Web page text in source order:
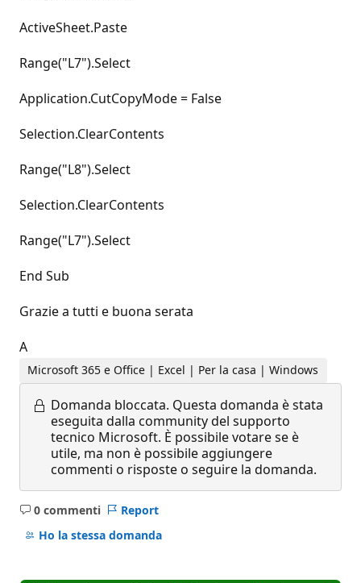
ActiveSheet.Paste
Range("L7").Select
Application.CutCopyMode = False
Selection.ClearContents
Range("L8").Select
Selection.ClearContents
Range("L7").Select
End Sub
Grazie a tutti e buona serata
A
Microsoft 365 e Office | Excel | Per la casa | Windows
Domanda bloccata. Questa domanda è stata
eseguita dalla community del supporto
tecnico Microsoft. È possibile votare se è
utile, ma non è possibile aggiungere
commenti o risposte o seguire la domanda.
0 commenti
Nessun
commento
Report
Ho la stessa domanda